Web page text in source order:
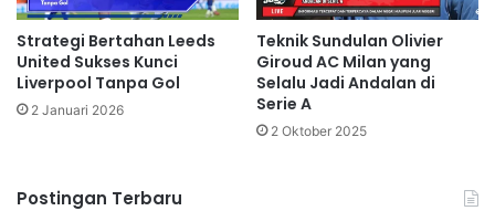
Strategi Bertahan Leeds
United Sukses Kunci
Liverpool Tanpa Gol
2 Januari 2026
Teknik Sundulan Olivier
Giroud AC Milan yang
Selalu Jadi Andalan di
Serie A
2 Oktober 2025
Postingan Terbaru